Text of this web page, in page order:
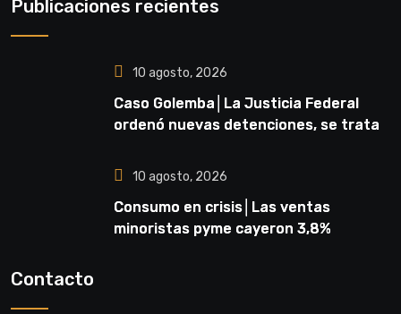
Publicaciones recientes
10 agosto, 2026
Caso Golemba│La Justicia Federal
ordenó nuevas detenciones, se trata
retirados
10 agosto, 2026
Consumo en crisis│Las ventas
minoristas pyme cayeron 3,8%
Contacto